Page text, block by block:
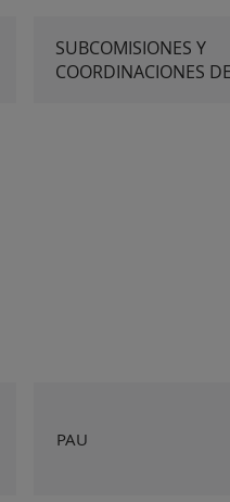
SUBCOMISIONES Y
COORDINACIONES
PAU